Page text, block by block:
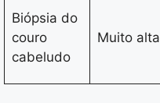
Biópsia do
couro
cabeludo
Muito alta